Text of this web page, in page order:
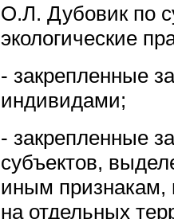
О.Л. Дубовик по
экологические
- закрепленные
индивидами;
- закрепленные
субъектов,
иным
на отдельных